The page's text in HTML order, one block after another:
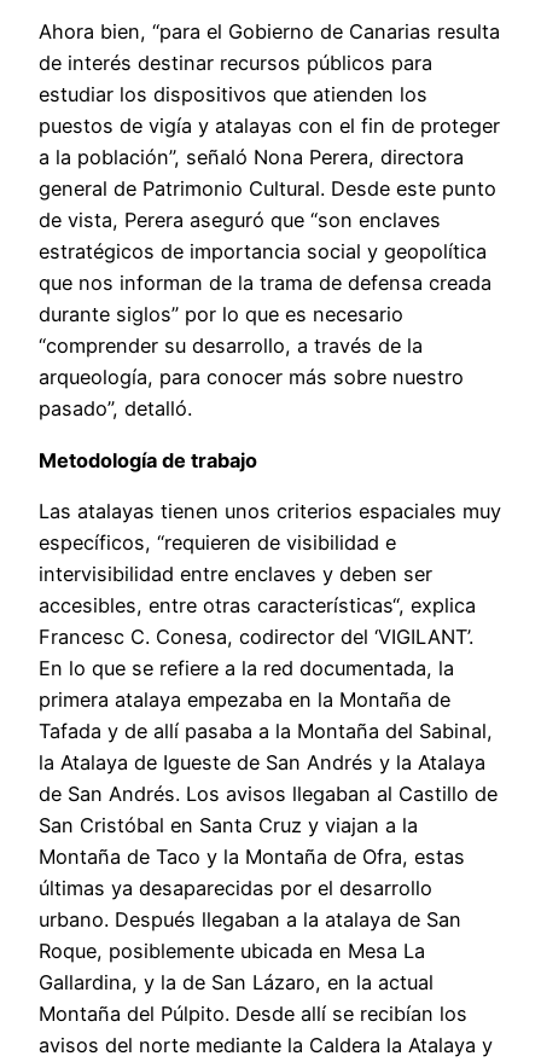
Ahora bien, “para el Gobierno de Canarias resulta
de interés destinar recursos públicos para
estudiar los dispositivos que atienden los
puestos de vigía y atalayas con el fin de proteger
a la población”, señaló Nona Perera, directora
general de Patrimonio Cultural. Desde este punto
de vista, Perera aseguró que “son enclaves
estratégicos de importancia social y geopolítica
que nos informan de la trama de defensa creada
durante siglos” por lo que es necesario
“comprender su desarrollo, a través de la
arqueología, para conocer más sobre nuestro
pasado”, detalló.
Metodología de trabajo
Las atalayas tienen unos criterios espaciales muy
específicos, “requieren de visibilidad e
intervisibilidad entre enclaves y deben ser
accesibles, entre otras características“, explica
Francesc C. Conesa, codirector del ‘VIGILANT’.
En lo que se refiere a la red documentada, la
primera atalaya empezaba en la Montaña de
Tafada y de allí pasaba a la Montaña del Sabinal,
la Atalaya de Igueste de San Andrés y la Atalaya
de San Andrés. Los avisos llegaban al Castillo de
San Cristóbal en Santa Cruz y viajan a la
Montaña de Taco y la Montaña de Ofra, estas
últimas ya desaparecidas por el desarrollo
urbano. Después llegaban a la atalaya de San
Roque, posiblemente ubicada en Mesa La
Gallardina, y la de San Lázaro, en la actual
Montaña del Púlpito. Desde allí se recibían los
avisos del norte mediante la Caldera la Atalaya y